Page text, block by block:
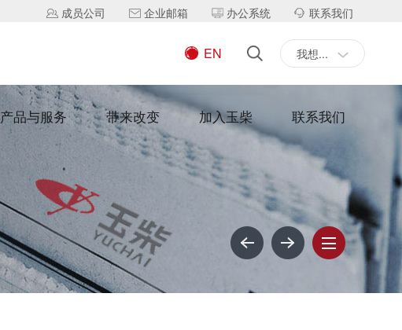
成员公司 企业邮箱 办公系统 联系我们
我想...
EN
产品与服务 带来改变 加入玉柴 联系我们